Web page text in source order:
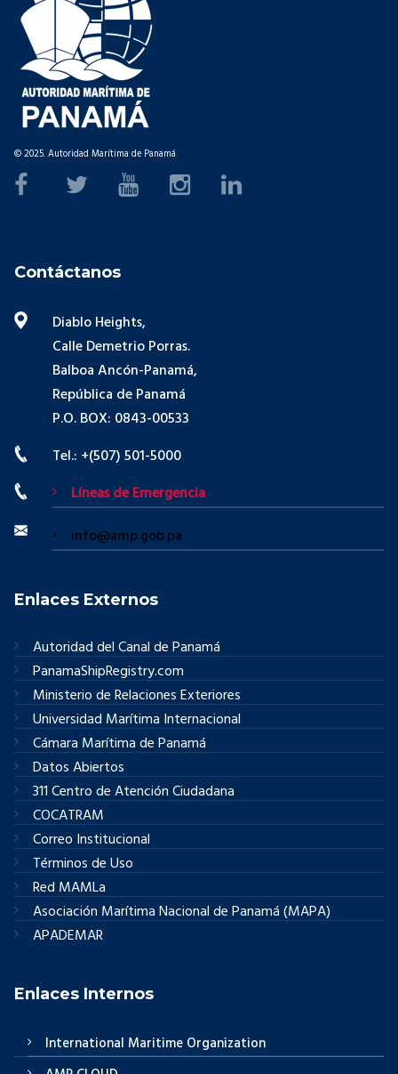
© 2025. Autoridad Marítima de Panamá
Contáctanos
Diablo Heights,
Calle Demetrio Porras.
Balboa Ancón-Panamá,
República de Panamá
P.O. BOX: 0843-00533
Tel.: +(507) 501-5000
Líneas de Emergencia
info@amp.gob.pa
Enlaces Externos
Autoridad del Canal de Panamá
PanamaShipRegistry.com
Ministerio de Relaciones Exteriores
Universidad Marítima Internacional
Cámara Marítima de Panamá
Datos Abiertos
311 Centro de Atención Ciudadana
COCATRAM
Correo Institucional
Términos de Uso
Red MAMLa
Asociación Marítima Nacional de Panamá (MAPA)
APADEMAR
Enlaces Internos
International Maritime Organization